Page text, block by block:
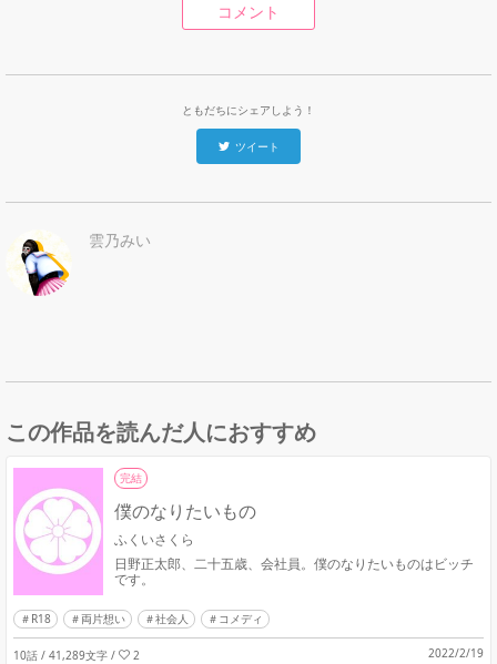
コメント
ともだちにシェアしよう！
ツイート
雲乃みい
この作品を読んだ人におすすめ
完結
僕のなりたいもの
ふくいさくら
日野正太郎、二十五歳、会社員。僕のなりたいものはビッチ
です。
R18 両片想い 社会人 コメディ
10話 / 41,289文字 / 2 2022/2/19